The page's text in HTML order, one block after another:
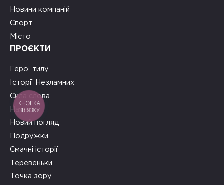
Новини компаній
Спорт
Місто
ПРОЄКТИ
Герої тилу
Історії Незламних
Сила слова
На часі
Новий погляд
Подружки
Смачні історії
Теревеньки
Точка зору
КНОПКА
ЗВ'ЯЗКУ